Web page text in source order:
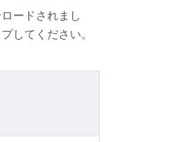
ードされまし
してください。